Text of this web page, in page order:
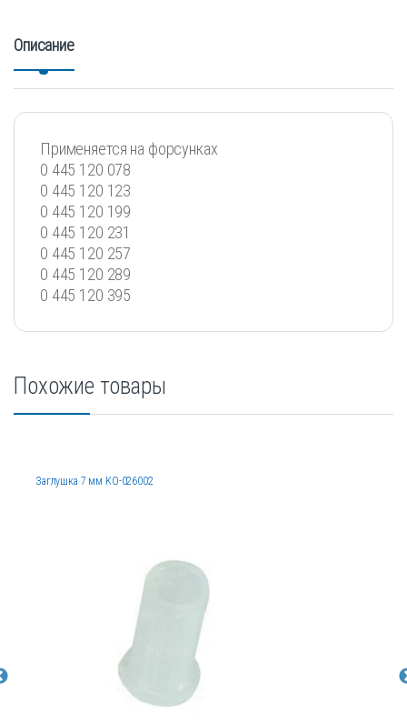
Описание
Применяется на форсунках
0 445 120 078
0 445 120 123
0 445 120 199
0 445 120 231
0 445 120 257
0 445 120 289
0 445 120 395
Похожие товары
Заглушка 7 мм KO-026002